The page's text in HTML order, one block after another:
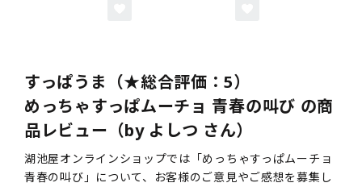
すっぱうま（★総合評価：5）
めっちゃすっぱムーチョ 青春の叫び の商
品レビュー（by よしつ さん）
湖池屋オンラインショップでは「めっちゃすっぱムーチョ
青春の叫び」について、お客様のご意見やご感想を募集し